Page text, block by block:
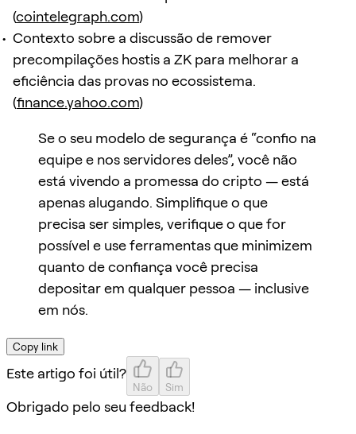
(cointelegraph.com)
Contexto sobre a discussão de remover
precompilações hostis a ZK para melhorar a
eficiência das provas no ecossistema.
(finance.yahoo.com)
Se o seu modelo de segurança é “confio na
equipe e nos servidores deles”, você não
está vivendo a promessa do cripto — está
apenas alugando. Simplifique o que
precisa ser simples, verifique o que for
possível e use ferramentas que minimizem
quanto de confiança você precisa
depositar em qualquer pessoa — inclusive
em nós.
Copy link
Este artigo foi útil?
Não Sim
Obrigado pelo seu feedback!